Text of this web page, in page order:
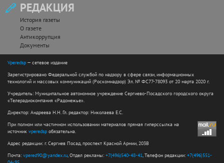
РЕДАКЦИЯ
История газеты
О газете
Антикоррупция
Документы
Vperedsp — сетевое издание
Зарегистрировано Федеральной службой по надзору в сфере связи, информационных
технологий и массовых коммуникаций (Роскомнадзор) Эл. № ФС77-78093 от 20 марта 2020 г.
Учредитель: Муниципальное автономное учреждение Сергиево-Посадского городского округа
«Телерадиокомпания «Радонежье».
Директор: Андреева Н.Н. Гл. редактор: Николаева Е.С.
При полном или частичном использовании материалов прямая гиперссылка на
источник vperedsp обязательна.
Адрес редакции: г. Сергиев Посад, проспект Красной Армии, 203В
Почта: vpered90@yandex.ru, Отдел рекламы: +7(496)540-48-41, Телефон редакции: +7(496)551-